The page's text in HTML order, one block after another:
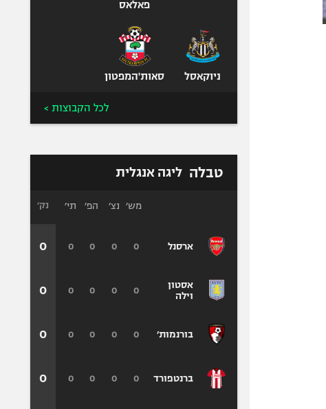
פאלאס
ניוקאסל סאות'המפטון
לכל הקבוצות >
טבלה ליגה אנגלית
ארסנל
אסטון
וילה
בורנמות׳
ברנטפורד
מש׳ נצ׳ הפ׳ תי׳
0
0
0
0
0
0
0
0
0
0
0
0
0
0
0
0
נק׳
0
0
0
0